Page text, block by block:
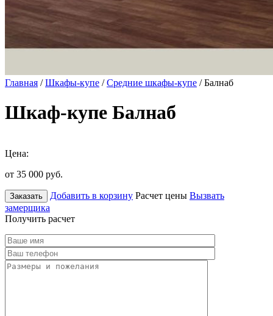
Главная /Шкафы-купе /Средние шкафы-купе / Балнаб
Шкаф-купе Балнаб
Цена:
от 35 000 руб.
Заказать Добавить в корзину Расчет цены Вызвать
замерщика
Получить расчет